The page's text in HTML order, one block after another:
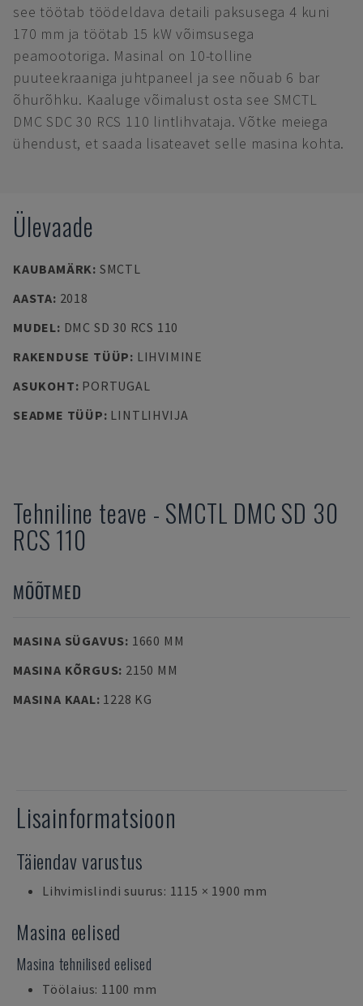
see töötab töödeldava detaili paksusega 4 kuni
170 mm ja töötab 15 kW võimsusega
peamootoriga. Masinal on 10-tolline
puuteekraaniga juhtpaneel ja see nõuab 6 bar
õhurõhku. Kaaluge võimalust osta see SMCTL
DMC SDC 30 RCS 110 lintlihvataja. Võtke meiega
ühendust, et saada lisateavet selle masina kohta.
Ülevaade
KAUBAMÄRK: SMCTL
AASTA: 2018
MUDEL: DMC SD 30 RCS 110
RAKENDUSE TÜÜP: LIHVIMINE
ASUKOHT: PORTUGAL
SEADME TÜÜP: LINTLIHVIJA
Tehniline teave - SMCTL DMC SD 30
RCS 110
MÕÕTMED
MASINA SÜGAVUS: 1660 MM
MASINA KÕRGUS: 2150 MM
MASINA KAAL: 1228 KG
Lisainformatsioon
Täiendav varustus
Lihvimislindi suurus: 1115 × 1900 mm
Masina eelised
Masina tehnilised eelised
Töölaius: 1100 mm